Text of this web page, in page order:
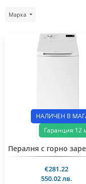
Марка
НАЛИЧЕН В
Гаранция 12
€281.22
550.02 лв.